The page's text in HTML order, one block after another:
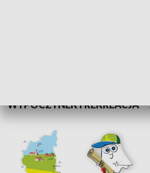
WYPOCZYNEK I REKREACJA